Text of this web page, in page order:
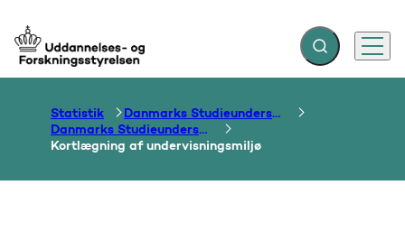
Gå til forsiden Fold søgefelt ud
Menu
Statistik
Danmarks Studieundersøgelse
Danmarks Studieundersøgelse, 2020
Kortlægning af undervisningsmiljø